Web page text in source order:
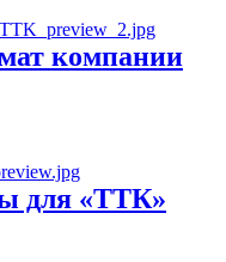
компании
для «ТТК»